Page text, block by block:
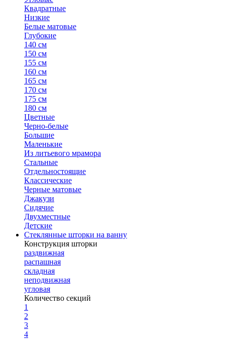
Квадратные
Низкие
Белые матовые
Глубокие
140 см
150 см
155 см
160 см
165 см
170 см
175 см
180 см
Цветные
Черно-белые
Большие
Маленькие
Из литьевого мрамора
Стальные
Отдельностоящие
Классические
Черные матовые
Джакузи
Сидячие
Двухместные
Детские
Стеклянные шторки на ванну
Конструкция шторки
раздвижная
распашная
складная
неподвижная
угловая
Количество секций
1
2
3
4